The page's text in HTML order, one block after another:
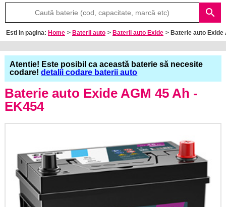
Despre
frecvente
Contact
search
Esti in pagina: Home > Baterii auto > Baterii auto Exide > Baterie auto Exide
Atentie! Este posibil ca această baterie să necesite
codare! detalii codare baterii auto
Baterie auto Exide AGM 45 Ah -
EK454